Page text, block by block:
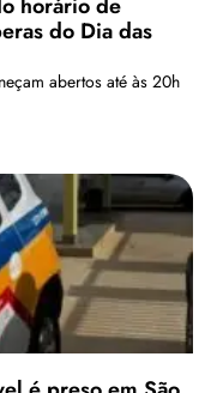
do Dia das
abertos até às 20h